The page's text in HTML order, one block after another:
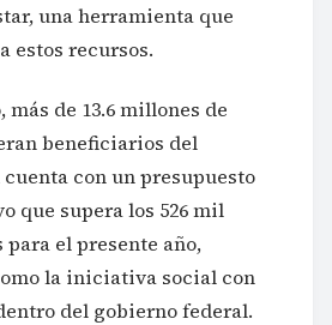
una herramienta que
estos recursos.
de 13.6 millones de
beneficiarios del
con un presupuesto
que supera los 526 mil
el presente año,
la iniciativa social con
del gobierno federal.